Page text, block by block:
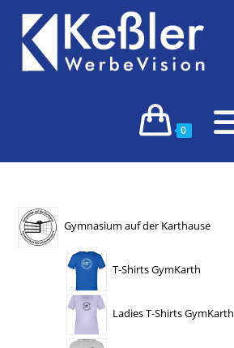
Inhalt
springen
0
Gymnasium auf der Karthause
T-Shirts GymKarth
Ladies T-Shirts GymKarth